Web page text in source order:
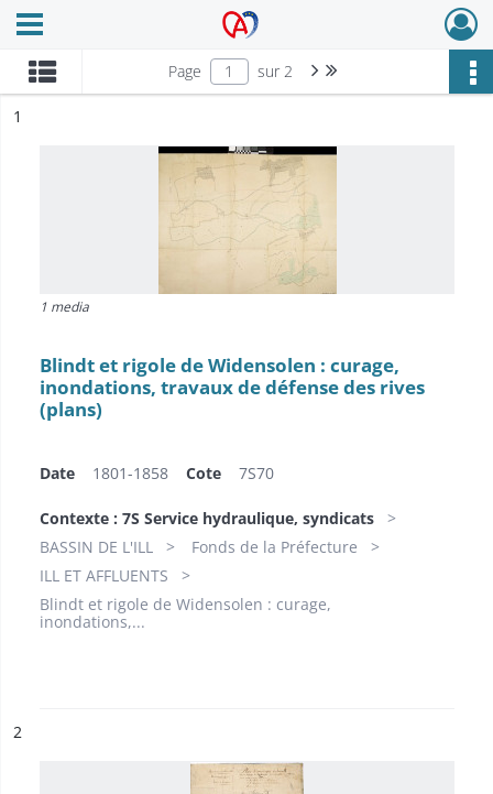
Archives Alsace - Colmar
Ouvrir le menu déroulant
Page sur 2 Page suivante : 1/2
n°
1
1 media
Blindt et rigole de Widensolen : curage,
inondations, travaux de défense des rives
(plans)
Date 1801-1858 Cote 7S70
Contexte : 7S Service hydraulique, syndicats
BASSIN DE L'ILL
Fonds de la Préfecture
ILL ET AFFLUENTS
Blindt et rigole de Widensolen : curage,
inondations,...
n°
2